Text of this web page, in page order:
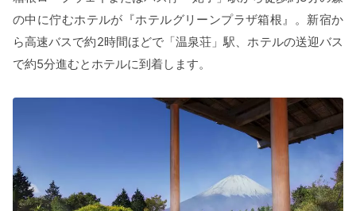
の中に佇むホテルが『ホテルグリーンプラザ箱根』。新宿か
ら高速バスで約2時間ほどで「温泉荘」駅、ホテルの送迎バス
で約5分進むとホテルに到着します。